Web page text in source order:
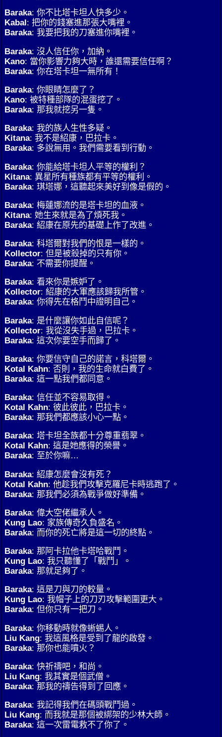
Baraka: 你不比塔卡坦人快多少。
Kabal: 把你的錢塞進那張大嘴裡。
Baraka: 我要把我的刀塞進你嘴裡。
Baraka: 沒人信任你，加納。
Kano: 當你影響力夠大時，誰還需要信任啊？
Baraka: 你在塔卡坦一無所有！
Baraka: 你眼睛怎麼了？
Kano: 被特種部隊的混蛋挖了。
Baraka: 那我就挖另一隻。
Baraka: 我的族人生性多疑。
Kitana: 我不是紹康，巴拉卡。
Baraka: 多說無用。我們需要看到行動。
Baraka: 你能給塔卡坦人平等的權利？
Kitana: 異星所有種族都有平等的權利。
Baraka: 琪塔娜，這聽起來美好到像是假的。
Baraka: 梅蓮娜流的是塔卡坦的血液。
Kitana: 她生來就是為了煩死我。
Baraka: 紹康在原先的基礎上作了改進。
Baraka: 科塔爾對我們的恨是一樣的。
Kollector: 但是被殺掉的只有你。
Baraka: 不需要你提醒。
Baraka: 看來你是嫉妒了。
Kollector: 紹康的大軍應該歸我所管。
Baraka: 你得先在格鬥中證明自己。
Baraka: 是什麼讓你如此自信呢？
Kollector: 我從沒失手過，巴拉卡。
Baraka: 這次你要空手而歸了。
Baraka: 你要信守自己的諾言，科塔爾。
Kotal Kahn: 否則，我的生命就白費了。
Baraka: 這一點我們都同意。
Baraka: 信任並不容易取得。
Kotal Kahn: 彼此彼此，巴拉卡。
Baraka: 那我們都應該小心一點。
Baraka: 塔卡坦全族都十分尊重翡翠。
Kotal Kahn: 這是她應得的榮譽。
Baraka: 至於你嘛…
Baraka: 紹康怎麼會沒有死？
Kotal Kahn: 他趁我們攻擊克羅尼卡時逃跑了。
Baraka: 那我們必須為戰爭做好準備。
Baraka: 偉大空佬繼承人。
Kung Lao: 家族傳奇久負盛名。
Baraka: 而你的死亡將是這一切的終點。
Baraka: 那阿卡拉他卡塔哈戰鬥。
Kung Lao: 我只聽懂了「戰鬥」。
Baraka: 那就足夠了。
Baraka: 這是刀與刀的較量。
Kung Lao: 我帽子上的刀刃攻擊範圍更大。
Baraka: 但你只有一把刀。
Baraka: 你移動時就像蜥蜴人。
Liu Kang: 我這風格是受到了龍的啟發。
Baraka: 那你也能噴火？
Baraka: 快祈禱吧，和尚。
Liu Kang: 我其實是個武僧。
Baraka: 那我的禱告得到了回應。
Baraka: 我記得我們在碼頭戰鬥過。
Liu Kang: 而我就是那個被綁架的少林大師。
Baraka: 這一次雷電救不了你了。